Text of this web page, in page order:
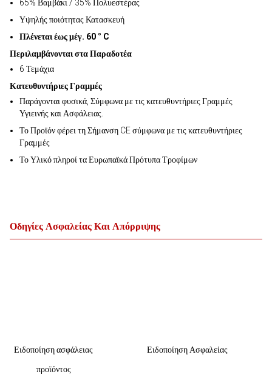
65% Βαμβάκι / 35% Πολυεστέρας
Υψηλής ποιότητας Κατασκευή
Πλένεται έως μέγ. 60 ° C
Περιλαμβάνονται στα Παραδοτέα
6 Τεμάχια
Κατευθυντήριες Γραμμές
Παράγονται φυσικά, Σύμφωνα με τις κατευθυντήριες Γραμμές
Υγιεινής και Ασφάλειας.
Το Προϊόν φέρει τη Σήμανση CE σύμφωνα με τις κατευθυντήριες
Γραμμές
Το Υλικό πληροί τα Ευρωπαϊκά Πρότυπα Τροφίμων
Οδηγίες Ασφαλείας Και Απόρριψης
Ειδοποίηση ασφάλειας
προϊόντος
Ειδοποίηση Ασφαλείας